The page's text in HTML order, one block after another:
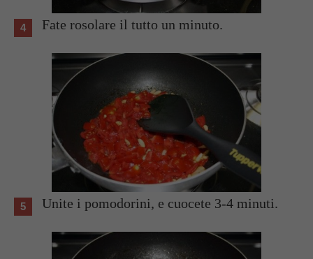
Fate rosolare il tutto un minuto.
Unite i pomodorini, e cuocete 3-4 minuti.